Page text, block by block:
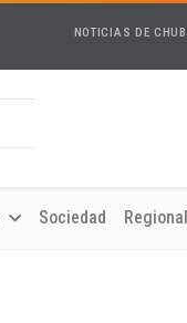
NOTICIAS DE
Sociedad